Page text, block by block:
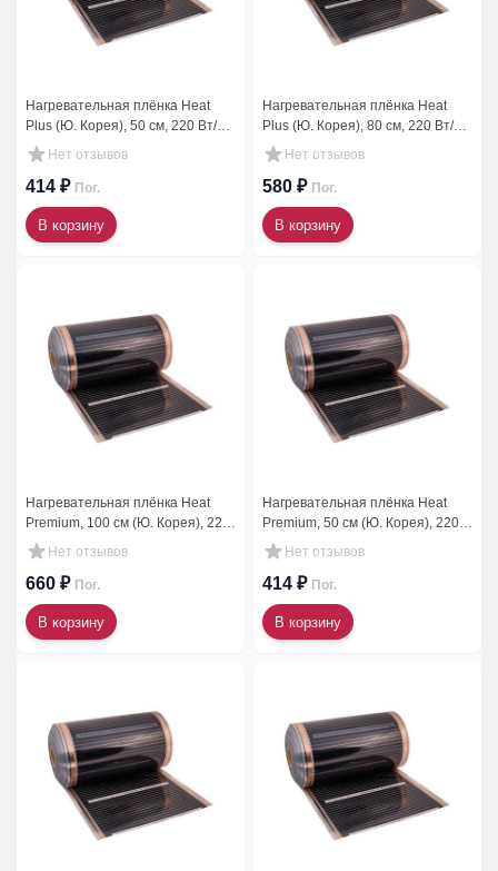
Нагревательная плёнка Heat
Plus (Ю. Корея), 50 см, 220 Вт/
м.кв. (100 м) SPN-305-T-HP
Нет отзывов
414 ₽ Пог.
В корзину
Нагревательная плёнка Heat
Plus (Ю. Корея), 80 см, 220 Вт/
м.кв. (100 м) SPN-308-T-HP
Нет отзывов
580 ₽ Пог.
В корзину
Нагревательная плёнка Heat
Premium, 100 см (Ю. Корея), 220
Вт/м.кв. (100 м) AST-310
Нет отзывов
660 ₽ Пог.
В корзину
Нагревательная плёнка Heat
Premium, 50 см (Ю. Корея), 220
Вт/м.кв. (100 м) AST-305
Нет отзывов
414 ₽ Пог.
В корзину